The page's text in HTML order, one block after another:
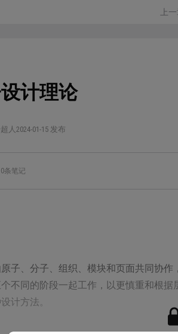
上
计理论
人2024-01-15 发布
0条笔记
子、分子、组织、模块和页面共同协
不同的阶段一起工作，以更慎重和根
计方法。